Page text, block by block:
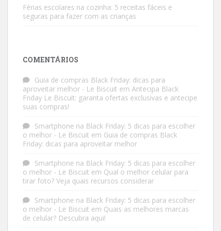
Férias escolares na cozinha: 5 receitas fáceis e
seguras para fazer com as crianças
COMENTÁRIOS
Guia de compras Black Friday: dicas para
aproveitar melhor - Le Biscuit em Antecipa Black
Friday Le Biscuit: garanta ofertas exclusivas e antecipe
suas compras!
Smartphone na Black Friday: 5 dicas para escolher
o melhor - Le Biscuit em Guia de compras Black
Friday: dicas para aproveitar melhor
Smartphone na Black Friday: 5 dicas para escolher
o melhor - Le Biscuit em Qual o melhor celular para
tirar foto? Veja quais recursos considerar
Smartphone na Black Friday: 5 dicas para escolher
o melhor - Le Biscuit em Quais as melhores marcas
de celular? Descubra aqui!